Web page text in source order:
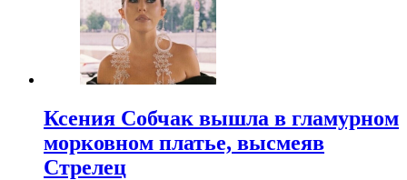
Ксения Собчак вышла в гламурном
морковном платье, высмеяв
Стрелец